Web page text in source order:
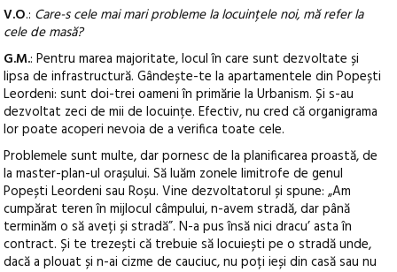
V.O.: Care-s cele mai mari probleme la locuințele noi, mă refer la
cele de masă?
G.M.: Pentru marea majoritate, locul în care sunt dezvoltate și
lipsa de infrastructură. Gândește-te la apartamentele din Popești
Leordeni: sunt doi-trei oameni în primărie la Urbanism. Și s-au
dezvoltat zeci de mii de locuințe. Efectiv, nu cred că organigrama
lor poate acoperi nevoia de a verifica toate cele.
Problemele sunt multe, dar pornesc de la planificarea proastă, de
la master-plan-ul orașului. Să luăm zonele limitrofe de genul
Popești Leordeni sau Roșu. Vine dezvoltatorul și spune: „Am
cumpărat teren în mijlocul câmpului, n-avem stradă, dar până
terminăm o să aveți și stradă”. N-a pus însă nici dracu’ asta în
contract. Și te trezești că trebuie să locuiești pe o stradă unde,
dacă a plouat și n-ai cizme de cauciuc, nu poți ieși din casă sau nu